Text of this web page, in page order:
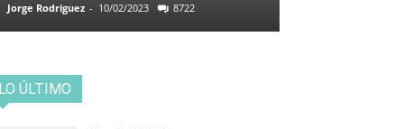
Jorge Rodriguez - 10/02/2023 8722
LO ÚLTIMO